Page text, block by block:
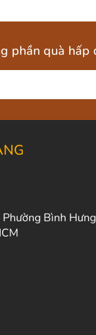
phần quà hấp
Bình Hưng